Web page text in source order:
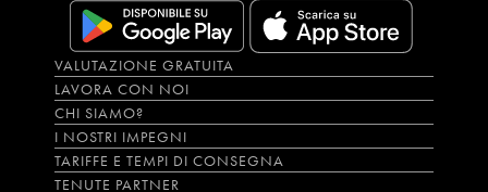
VALUTAZIONE GRATUITA
LAVORA CON NOI
CHI SIAMO?
I NOSTRI IMPEGNI
TARIFFE E TEMPI DI CONSEGNA
TENUTE PARTNER